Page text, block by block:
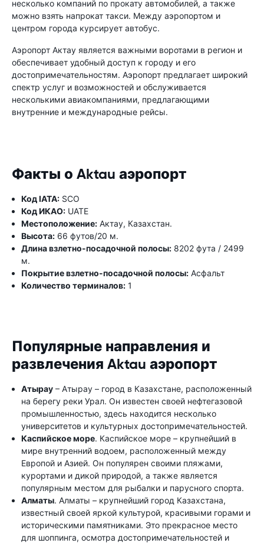
несколько компаний по прокату автомобилей, а также
можно взять напрокат такси. Между аэропортом и
центром города курсирует автобус.
Аэропорт Актау является важными воротами в регион и
обеспечивает удобный доступ к городу и его
достопримечательностям. Аэропорт предлагает широкий
спектр услуг и возможностей и обслуживается
несколькими авиакомпаниями, предлагающими
внутренние и международные рейсы.
Факты о Aktau аэропорт
Код IATA: SCO
Код ИКАО: UATE
Местоположение: Актау, Казахстан.
Высота: 66 футов/20 м.
Длина взлетно-посадочной полосы: 8202 фута / 2499
м.
Покрытие взлетно-посадочной полосы: Асфальт
Количество терминалов: 1
Популярные направления и
развлечения Aktau аэропорт
Атырау – Атырау – город в Казахстане, расположенный
на берегу реки Урал. Он известен своей нефтегазовой
промышленностью, здесь находится несколько
университетов и культурных достопримечательностей.
Каспийское море. Каспийское море – крупнейший в
мире внутренний водоем, расположенный между
Европой и Азией. Он популярен своими пляжами,
курортами и дикой природой, а также является
популярным местом для рыбалки и парусного спорта.
Алматы. Алматы – крупнейший город Казахстана,
известный своей яркой культурой, красивыми горами и
историческими памятниками. Это прекрасное место
для шоппинга, осмотра достопримечательностей и